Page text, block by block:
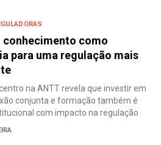
conhecimento como
para uma regulação mais
na ANTT revela que investir em
conjunta e formação também é
com impacto na regulação